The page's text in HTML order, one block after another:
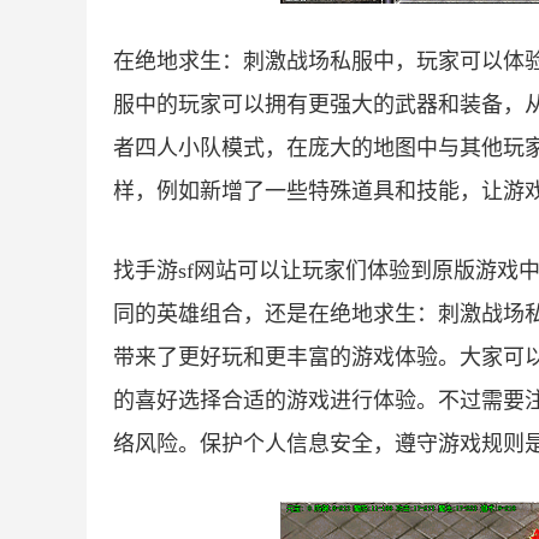
在绝地求生：刺激战场私服中，玩家可以体
服中的玩家可以拥有更强大的武器和装备
者四人小队模式，在庞大的地图中与其他玩
样，例如新增了一些特殊道具和技能，让游
找手游sf网站可以让玩家们体验到原版游戏
同的英雄组合，还是在绝地求生：刺激战
带来了更好玩和更丰富的游戏体验。大家
的喜好选择合适的游戏进行体验。不过需
络风险。保护个人信息安全，遵守游戏规则